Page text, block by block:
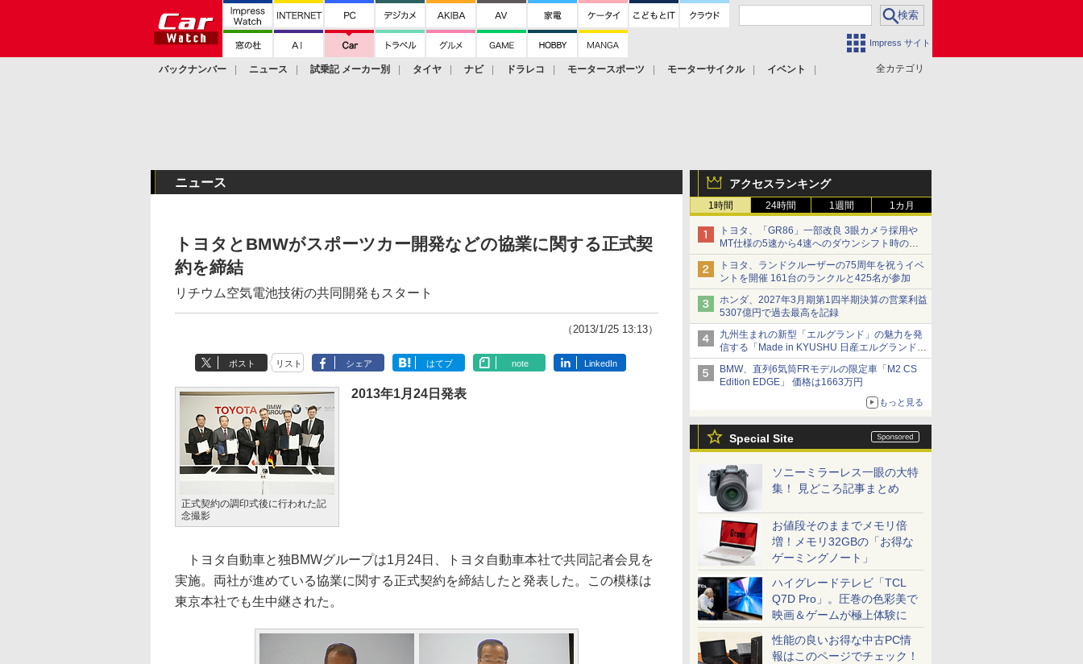
Impress サイト
全カテゴリ
バックナンバー ニュース 試乗記 メーカー別 タイヤ ナビ ドラレコ モータースポーツ モーターサイクル
イベント
アクセスランキング
1時間 24時間 1週間 1カ月
トヨタ、「GR86」一部改良 3眼カメラ採用や
MT仕様の5速から4速へのダウンシフト時の操
作性向上など
トヨタ、ランドクルーザーの75周年を祝うイベ
ントを開催 161台のランクルと425名が参加
ホンダ、2027年3月期第1四半期決算の営業利益
5307億円で過去最高を記録
九州生まれの新型「エルグランド」の魅力を発
信する「Made in KYUSHU 日産エルグランドデ
ー」8月14日開催
BMW、直列6気筒FRモデルの限定車「M2 CS
Edition EDGE」 価格は1663万円
もっと見る
Special Site
ソニーミラーレス一眼の大特
集！ 見どころ記事まとめ
お値段そのままでメモリ倍
増！メモリ32GBの「お得な
ゲーミングノート」
ハイグレードテレビ「TCL
Q7D Pro」。圧巻の色彩美で
映画＆ゲームが極上体験に
性能の良いお得な中古PC情
報はこのページでチェック！
ニュース
トヨタとBMWがスポーツカー開発などの協業に関する正式契
約を締結
リチウム空気電池技術の共同開発もスタート
（2013/1/25 13:13）
ポスト リスト シェア はてブ note LinkedIn
正式契約の調印式後に行われた記
念撮影
2013年1月24日発表
トヨタ自動車と独BMWグループは1月24日、トヨタ自動車本社で共同記者会見を
実施。両社が進めている協業に関する正式契約を締結したと発表した。この模様は
東京本社でも生中継された。